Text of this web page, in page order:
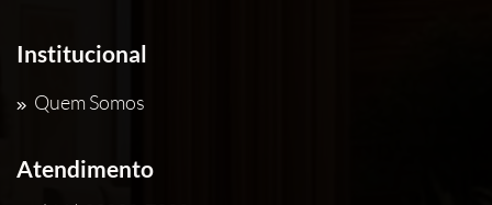
Institucional
Quem Somos
Atendimento